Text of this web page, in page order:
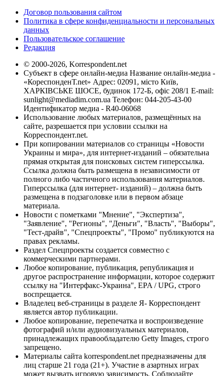
Договор пользования сайтом
Политика в сфере конфиденциальности и персональных
данных
Пользовательское соглашение
Редакция
© 2000-2026, Korrespondent.net
Субъект в сфере онлайн-медиа Название онлайн-медиа -
«КореспонденТ.net» Адрес: 02091, місто Київ,
ХАРКІВСЬКЕ ШОСЕ, будинок 172-Б, офіс 208/1 E-mail:
sunlight@mediadim.com.ua Телефон: 044-205-43-00
Идентификатор медиа - R40-06068
Использование любых материалов, размещённых на
сайте, разрешается при условии ссылки на
Корреспондент.net.
При копировании материалов со страницы «Новости
Украины и мира», для интернет-изданий – обязательна
прямая открытая для поисковых систем гиперссылка.
Ссылка должна быть размещена в независимости от
полного либо частичного использования материалов.
Гиперссылка (для интернет- изданий) – должна быть
размещена в подзаголовке или в первом абзаце
материала.
Новости с пометками "Мнение", "Экспертиза",
"Заявление", "Регионы", "Деньги", "Власть", "Выборы",
"Тест-драйв", "Спецпроекты", "Промо" публикуются на
правах рекламы.
Раздел Спецпроекты создается совместно с
коммерческими партнерами.
Любое копирование, публикация, републикация и
другое распространение информации, которое содержит
ссылку на "Интерфакс-Украина", EPA / UPG, строго
воспрещается.
Владелец веб-страницы в разделе Я- Корреспондент
является автор публикации.
Любое копирование, перепечатка и воспроизведение
фотографий и/или аудиовизуальных материалов,
принадлежащих правообладателю Getty Images, строго
запрещено.
Материалы сайта korrespondent.net предназначены для
лиц старше 21 года (21+). Участие в азартных играх
может вызвать игровую зависимость. Соблюдайте